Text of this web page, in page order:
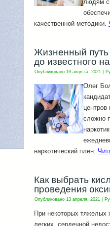
людям
качественной методики.
Жизненный путь
до известного
Опубликовано 19 августа, 2021
Олег
центров
сложно
наркотический плен.
Как выбрать
проведения
Опубликовано 13 апреля, 2021
При некоторых
легких, сердечной